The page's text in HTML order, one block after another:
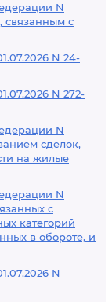
N
связанным с
N 24-
N 272-
N
сделок,
на жилые
N
с
категорий
в обороте, и
N